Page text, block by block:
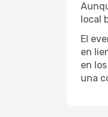
local
El
en
en
una